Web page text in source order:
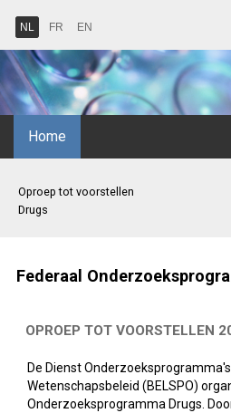
NL FR EN
Home
Oproep tot voorstellen
Drugs
Federaal
OPROEP TOT VOORSTELLEN
De Dienst
Wetenschapsbeleid (BELSPO)
Onderzoeksprogramma Drugs.